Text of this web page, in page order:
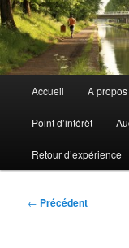
principal
Accueil A propos
Point d’intérêt
Retour d’expérience
Navigation
← Précédent